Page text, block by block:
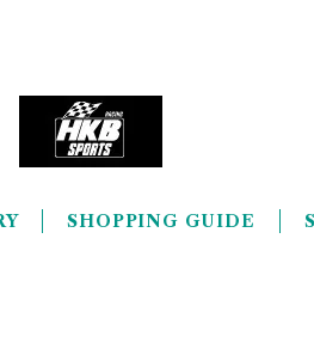
SHOPPING GUIDE